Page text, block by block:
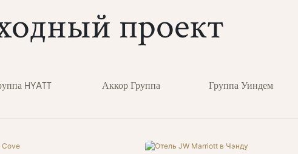
проект
HYATT Аккор Группа Группа Уиндем